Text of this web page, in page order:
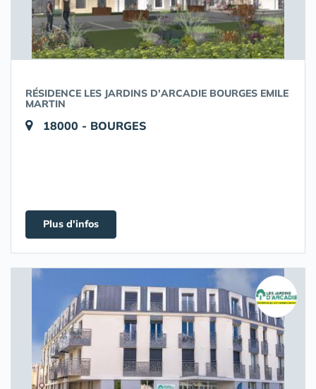
RÉSIDENCE LES JARDINS D'ARCADIE BOURGES EMILE
MARTIN
18000 - BOURGES
Plus d'infos